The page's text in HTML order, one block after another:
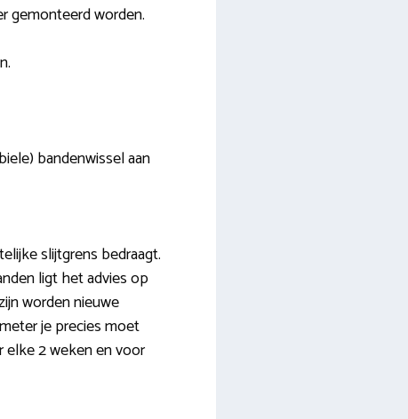
gemonteerd worden.
bandenwissel aan
slijtgrens bedraagt.
ligt het advies op
worden nieuwe
je precies moet
elke 2 weken en voor